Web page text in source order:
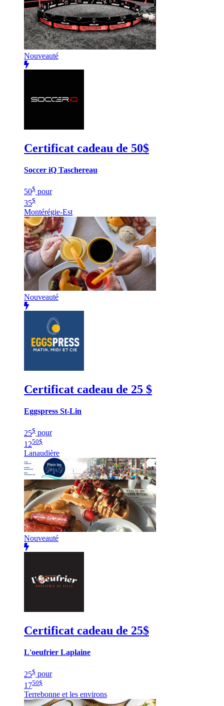
Nouveauté
Certificat cadeau de 50$
Soccer iQ Taschereau
50$ pour
35$
Montérégie-Est
Nouveauté
Certificat cadeau de 25 $
Eggspress St-Lin
25$ pour
1250$
Lanaudière
Nouveauté
Certificat cadeau de 25$
L'oeufrier Laplaine
25$ pour
1750$
Terrebonne et les environs